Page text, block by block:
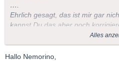
….
Ehrlich gesagt, das ist mir gar
kannst Du das aber noch
klicke auf "ändern", dann kannst
machen.
Alles
Hallo Nemorino,